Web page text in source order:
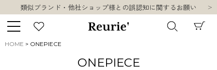
類似ブランド・他社ショップ様との誤認知に関するお願い
熊本県熊本地方を震源とする地震の影響について
類似ブランド・他社ショップ様との誤認知に関するお願い
HOME ONEPIECE
ONEPIECE